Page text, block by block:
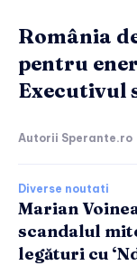
România
pentru
Executivul
Autorii Sperante.ro
Diverse noutati
Marian
scandalul
legături cu